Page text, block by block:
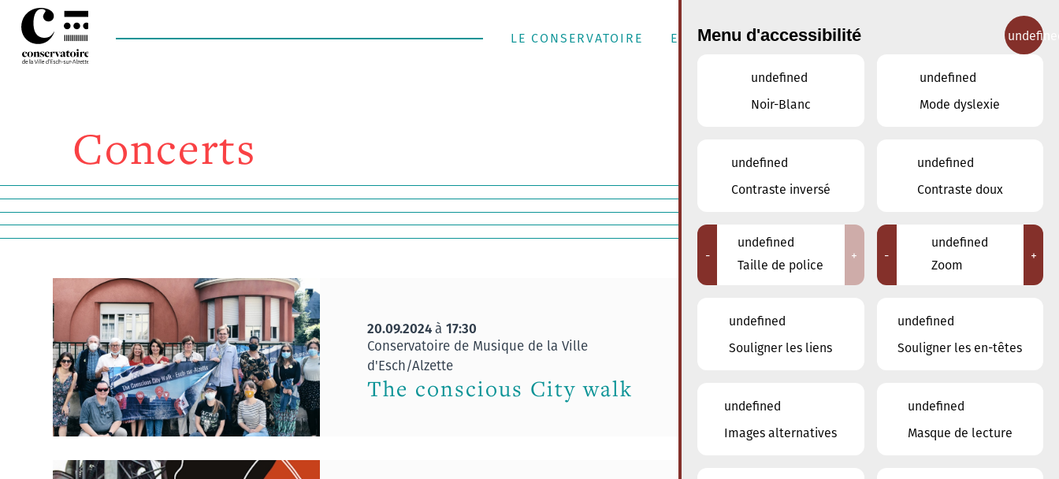
LE CONSERVATOIRE ENSEIGNEMENT MUSICAL CONTACT
Concerts
20.09.2024à 17:30
Conservatoire de Musique de la Ville
d'Esch/Alzette
The conscious City walk
Lieux
Tous
Ariston
Conservatoire de Musique de la Ville
d'Esch/Alzette
Eglise décanale St. Joseph / Esch
Escher Theater - Esch-sur-Alzette
Restaurant FeVi Bosque
Menu d'accessibilité
undefined
Noir-Blanc
undefined
Mode dyslexie
undefined
Contraste inversé
undefined
Contraste doux
-
undefined
Taille de police
+ -
undefined
Zoom
+
undefined
Souligner les liens
undefined
Souligner les en-têtes
undefined
Images alternatives
undefined
Masque de lecture